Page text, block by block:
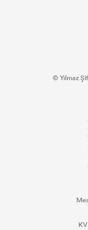
© Yılmaz